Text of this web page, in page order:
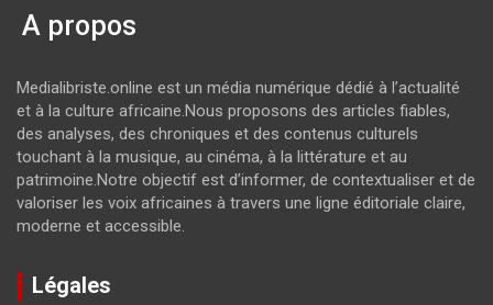
A propos
Medialibriste.online est un média numérique dédié à l’actualité
et à la culture africaine.Nous proposons des articles fiables,
des analyses, des chroniques et des contenus culturels
touchant à la musique, au cinéma, à la littérature et au
patrimoine.Notre objectif est d’informer, de contextualiser et de
valoriser les voix africaines à travers une ligne éditoriale claire,
moderne et accessible.
Légales